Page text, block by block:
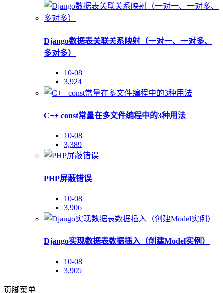
Django数据表关联关系映射（一对一、一对多、
多对多）
10-08
3,924
C++ const常量在多文件编程中的3种用法
10-08
3,389
PHP屏蔽错误
10-08
3,906
Django实现数据表数据插入（创建Model实例）
10-08
3,905
页脚菜单